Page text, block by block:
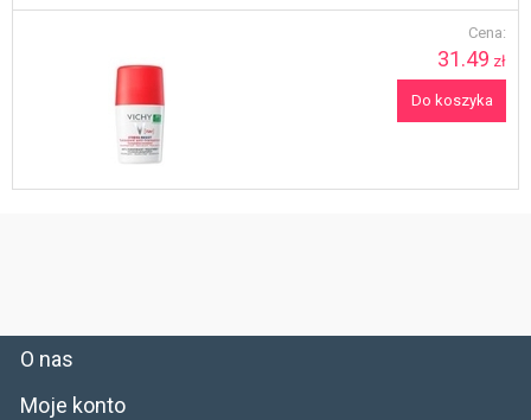
Cena:
31.49 zł
Do koszyka
O nas
Moje konto